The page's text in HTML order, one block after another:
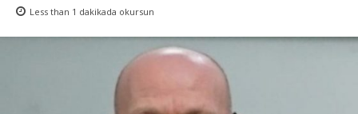
Less than 1 dakikada okursun